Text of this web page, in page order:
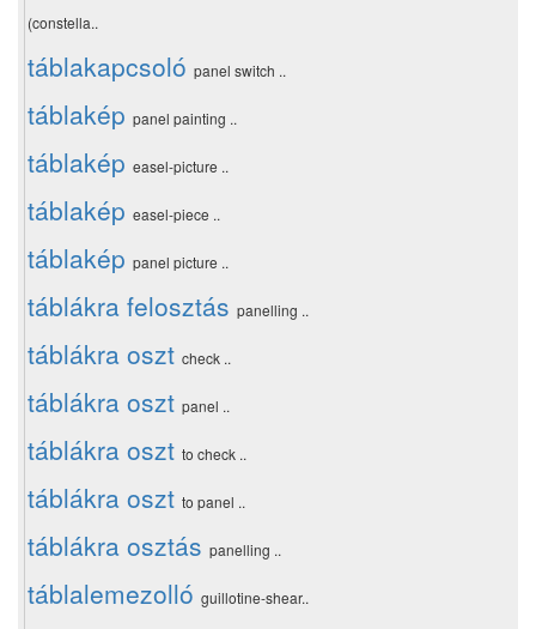
(constella..
táblakapcsoló panel switch ..
táblakép panel painting ..
táblakép easel-picture ..
táblakép easel-piece ..
táblakép panel picture ..
táblákra felosztás panelling ..
táblákra oszt check ..
táblákra oszt panel ..
táblákra oszt to check ..
táblákra oszt to panel ..
táblákra osztás panelling ..
táblalemezolló guillotine-shear..